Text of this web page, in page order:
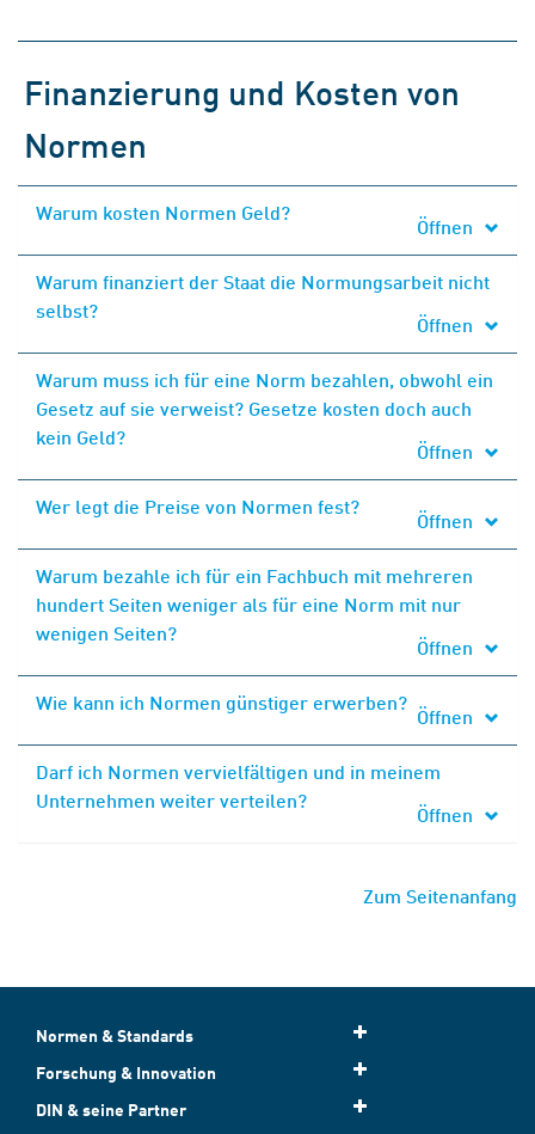
Finanzierung und Kosten von
Normen
Warum kosten Normen Geld?
Öffnen
Warum finanziert der Staat die Normungsarbeit nicht
selbst?
Öffnen
Warum muss ich für eine Norm bezahlen, obwohl ein
Gesetz auf sie verweist? Gesetze kosten doch auch
kein Geld?
Öffnen
Wer legt die Preise von Normen fest?
Öffnen
Warum bezahle ich für ein Fachbuch mit mehreren
hundert Seiten weniger als für eine Norm mit nur
wenigen Seiten?
Öffnen
Wie kann ich Normen günstiger erwerben?
Öffnen
Darf ich Normen vervielfältigen und in meinem
Unternehmen weiter verteilen?
Öffnen
Zum Seitenanfang
Normen & Standards
Forschung & Innovation
DIN & seine Partner